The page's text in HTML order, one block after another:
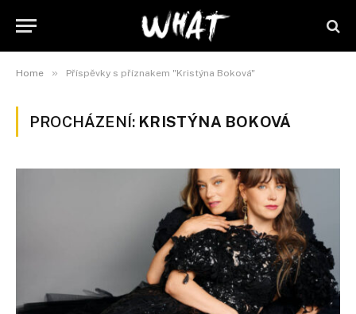
Home » Příspěvky s příznakem "Kristýna Boková"
PROCHÁZENÍ: KRISTÝNA BOKOVÁ